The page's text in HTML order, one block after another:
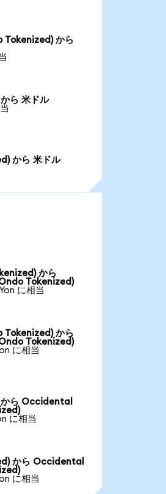
から
ら 米ドル
から 米ドル
から
Tokenized)
に相当
から
Tokenized)
に相当
ら Occidental
に相当
から Occidental
に相当